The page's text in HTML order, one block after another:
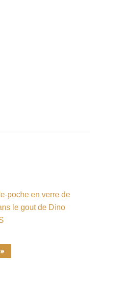
poche en verre de
le gout de Dino